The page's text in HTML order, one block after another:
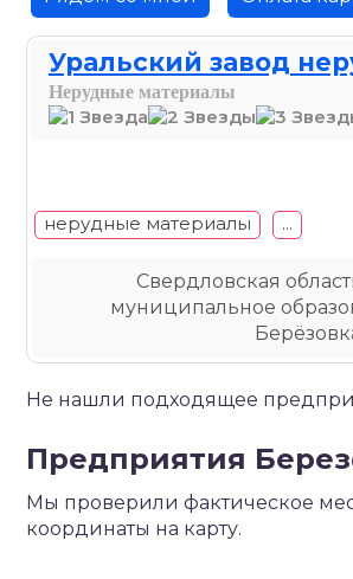
Уральский завод
Нерудные материалы
нерудные материалы ...
Свердловская
муниципальное
Не нашли подходящее
Предприятия
Мы проверили фактическое
координаты на карту.